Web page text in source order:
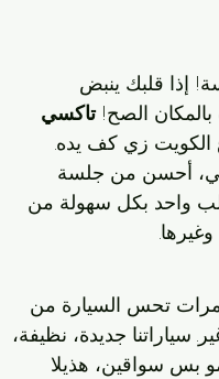
إذا قلبك ينبض
الصح! تاكسي
زي كف يده.
أحسن من جلسة
واحد بكل سهولة من
وغيرها.
مرات تحس السيارة من
سياراتنا جديدة، نظيفة،
بس سواقين، هذيلا